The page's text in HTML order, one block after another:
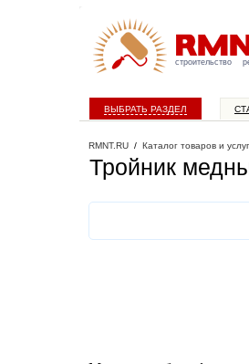
строительство
ВЫБРАТЬ РАЗДЕЛ
RMNT.RU / Каталог товаров и услуг
Тройник